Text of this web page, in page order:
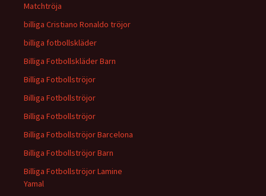
Matchtröja
billiga Cristiano Ronaldo tröjor
billiga fotbollskläder
Billiga Fotbollskläder Barn
Billiga Fotbollströjor
Billiga Fotbollströjor
Billiga Fotbollströjor
Billiga Fotbollströjor Barcelona
Billiga Fotbollströjor Barn
Billiga Fotbollströjor Lamine
Yamal